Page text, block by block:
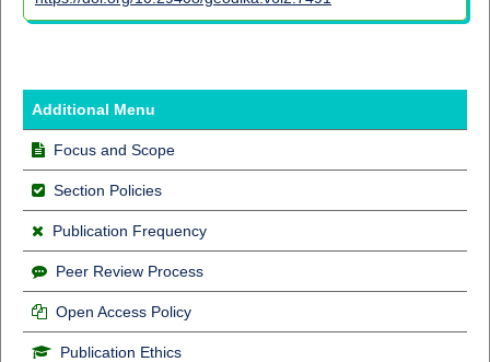
Additional Menu
Focus and Scope
Section Policies
Publication Frequency
Peer Review Process
Open Access Policy
Publication Ethics